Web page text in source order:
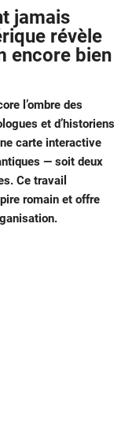
jamais
révèle
encore bien
l’ombre des
et d’historiens
carte interactive
— soit deux
Ce travail
romain et offre